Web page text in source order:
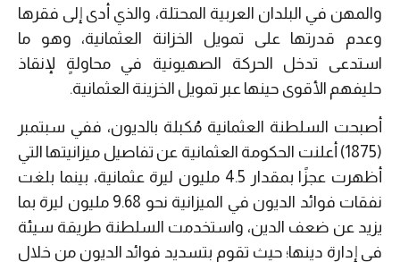
والمهن في البلدان العربية المحتلة، والذي أدى إلى فقرها
وعدم قدرتها على تمويل الخزانة العثمانية، وهو ما
استدعى تدخل الحركة الصهيونية في محاولةٍ لإنقاذ
حليفهم الأقوى حينها عبر تمويل الخزينة العثمانية.
أصبحت السلطنة العثمانية مُكبلة بالديون، ففي سبتمبر
(1875) أعلنت الحكومة العثمانية عن تفاصيل ميزانيتها التي
أظهرت عجزًا بمقدار 4.5 مليون ليرة عثمانية، بينما بلغت
نفقات فوائد الديون في الميزانية نحو 9.68 مليون ليرة بما
يزيد عن ضعف الدين، واستخدمت السلطنة طريقة سيئة
في إدارة دينها؛ حيث تقوم بتسديد فوائد الديون من خلال